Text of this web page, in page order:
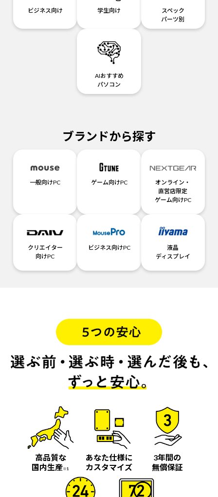
ビジネス向け 学生向け
スペック
パーツ別
AIおすすめ
パソコン
ブランドから探す
一般向けPC ゲーム向けPC
オンライン・
直営店限定
ゲーム向けPC
クリエイター
向けPC
ビジネス向けPC
液晶
ディスプレイ
高品質な
国内生産※1
あなた仕様に
カスタマイズ
3年間の
無償保証